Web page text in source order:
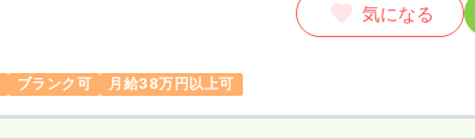
ブランク可 月給38万円以上可
気になる